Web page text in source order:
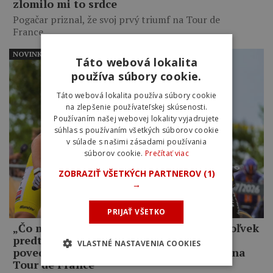
zlomilo mi to srdce
Pogačar priznal, že svoj prvý triumf na Tour de
France…
„Čo mám robiť, keď som lepší ako kedykoľvek
predtým, a on mi napriek tomu odíde?,“
povedal Jonas Vingegaard o Pogačarovi na
Tour de France
NOVINKY
Táto webová lokalita
používa súbory cookie.
Táto webová lokalita používa súbory cookie
na zlepšenie používateľskej skúsenosti.
Používaním našej webovej lokality vyjadrujete
súhlas s používaním všetkých súborov cookie
v súlade s našimi zásadami používania
súborov cookie. Prečítať viac
ZOBRAZIŤ VŠETKÝCH PARTNEROV (1)
→
PRIJAŤ VŠETKO
VLASTNÉ NASTAVENIA COOKIES